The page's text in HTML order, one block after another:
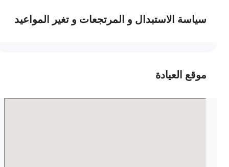
سياسة الاستبدال و المرتجعات و تغير المواعيد
موقع العيادة